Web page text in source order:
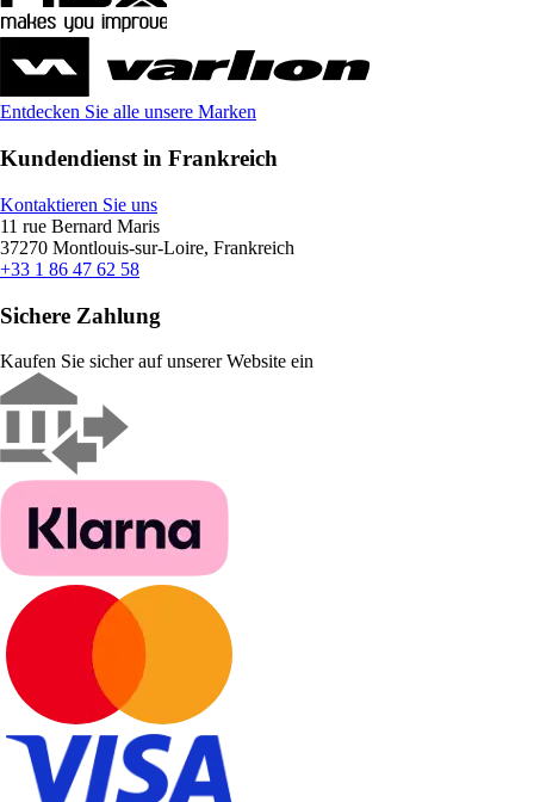
Entdecken Sie alle unsere Marken
Kundendienst in Frankreich
Kontaktieren Sie uns
11 rue Bernard Maris
37270 Montlouis-sur-Loire, Frankreich
+33 1 86 47 62 58
Sichere Zahlung
Kaufen Sie sicher auf unserer Website ein